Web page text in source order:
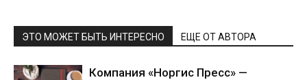
ЭТО МОЖЕТ БЫТЬ ИНТЕРЕСНО ЕЩЕ ОТ АВТОРА
Компания «Норгис Пресс» —